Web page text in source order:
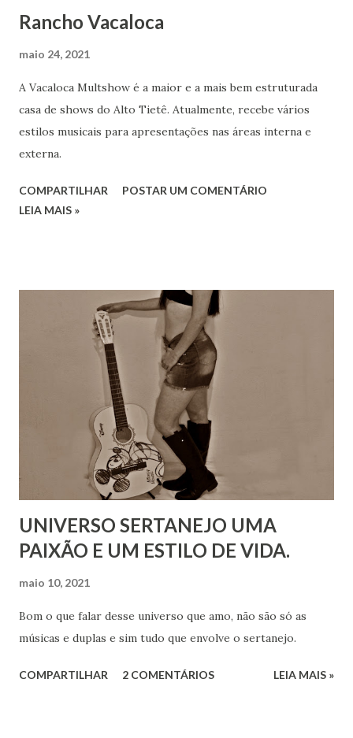
Rancho Vacaloca
maio 24, 2021
A Vacaloca Multshow é a maior e a mais bem estruturada
casa de shows do Alto Tietê. Atualmente, recebe vários
estilos musicais para apresentações nas áreas interna e
externa.
COMPARTILHAR
POSTAR UM COMENTÁRIO
LEIA MAIS »
UNIVERSO SERTANEJO UMA
PAIXÃO E UM ESTILO DE VIDA.
maio 10, 2021
Bom o que falar desse universo que amo, não são só as
músicas e duplas e sim tudo que envolve o sertanejo.
COMPARTILHAR 2 COMENTÁRIOS LEIA MAIS »